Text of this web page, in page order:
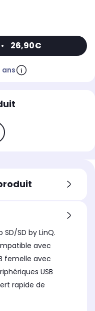
• 26,90€
ans
SD by LinQ.
avec
femelle avec
USB
rapide de